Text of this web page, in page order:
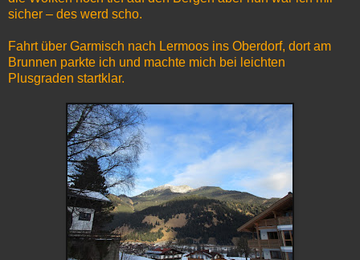
sicher – des werd scho.
Fahrt über Garmisch nach Lermoos ins Oberdorf, dort am
Brunnen parkte ich und machte mich bei leichten
Plusgraden startklar.